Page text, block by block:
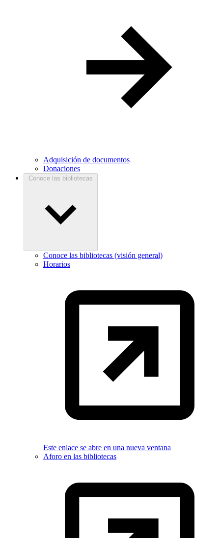
Adquisición de documentos
Donaciones
Conoce las bibliotecas
Conoce las bibliotecas (visión general)
Horarios
Este enlace se abre en una nueva ventana
Aforo en las bibliotecas